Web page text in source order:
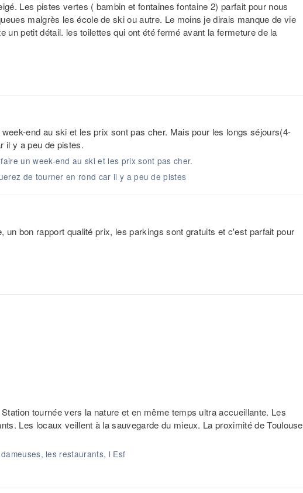
Les pistes vertes ( bambin et fontaines fontaine 2) parfait pour nous
malgrès les école de ski ou autre. Le moins je dirais manque de vie
un petit détail. les toilettes qui ont été fermé avant la fermeture de la
end au ski et les prix sont pas cher. Mais pour les longs séjours(4-
il y a peu de pistes.
un week-end au ski et les prix sont pas cher.
de tourner en rond car il y a peu de pistes
un bon rapport qualité prix, les parkings sont gratuits et c'est parfait pour
tournée vers la nature et en même temps ultra accueillante. Les
Les locaux veillent à la sauvegarde du mieux. La proximité de Toulouse
les restaurants, l Esf